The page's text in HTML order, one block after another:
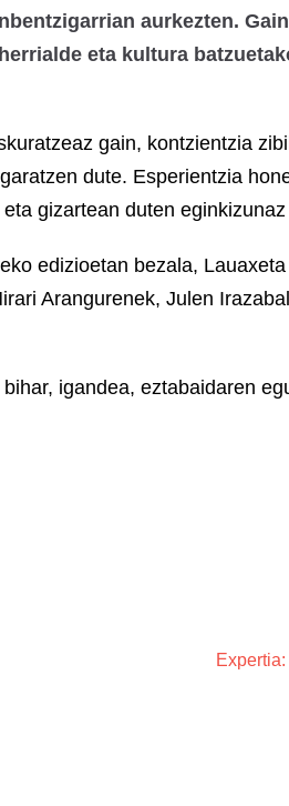
aurkezten.
eta kultura
gain, kontzientzia
dute. Esperientzia
gizartean duten
edizioetan bezala,
Arangurenek, Julen
igandea, eztabaidaren